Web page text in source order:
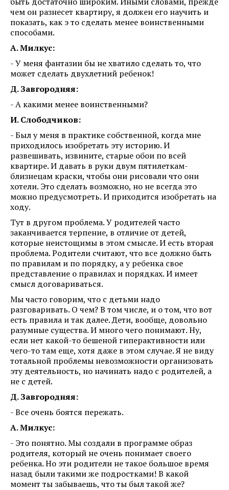
чем он разнесет квартиру, я должен его научить и
показать, как э то сделать менее воинственными
способами.
А. Милкус:
- У меня фантазии бы не хватило сделать то, что
может сделать двухлетний ребенок!
Д. Завгородняя:
- А какими менее воинственными?
И. Слободчиков:
- Был у меня в практике собственной, когда мне
приходилось изобретать эту историю. И
развешивать, извините, старые обои по всей
квартире. И давать в руки двум пятилеткам-
близнецам краски, чтобы они рисовали что они
хотели. Это сделать возможно, но не всегда это
можно предусмотреть. И приходится изобретать на
ходу.
Тут в другом проблема. У родителей часто
заканчивается терпение, в отличие от детей,
которые неистощимы в этом смысле. И есть вторая
проблема. Родители считают, что все должно быть
по правилам и по порядку, а у ребенка свое
представление о правилах и порядках. И имеет
смысл договариваться.
Мы часто говорим, что с детьми надо
разговаривать. О чем? В том числе, и о том, что вот
есть правила и так далее. Дети, вообще, довольно
разумные существа. И много чего понимают. Ну,
если нет какой-то бешеной гиперактивности или
чего-то там еще, хотя даже в этом случае. Я не виду
тотальной проблемы невозможности организовать
эту деятельность, но начинать надо с родителей, а
не с детей.
Д. Завгородняя:
- Все очень боятся пережать.
А. Милкус:
- Это понятно. Мы создали в программе образ
родителя, который не очень понимает своего
ребенка. Но эти родители не такое большое время
назад были такими же подростками! В какой
момент ты забываешь, что ты был такой же?